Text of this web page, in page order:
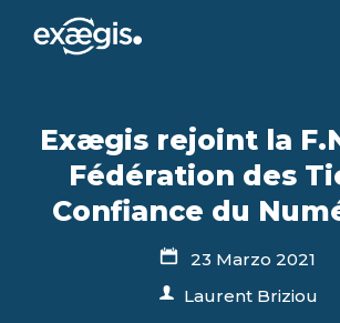
LE NOSTRE OFFERTE
Exægis rejoint la
Fédération des
Confiance du
23 Marzo 2021
Laurent Briziou